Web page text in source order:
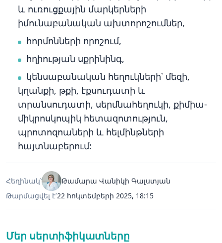
և ուռուցքային մարկերների
իմունաբանական ախտորոշումներ,
հորմոնների որոշում,
հղիության սքրինինգ,
կենսաբանական հեղուկների՝ մեզի,
կղանքի, թքի, էքսուդատի և
տրանսուդատի, սերմնահեղուկի, քիմիա-
միկրոսկոպիկ հետազոտություն,
պրոտոզոաների և հելմինթների
հայտնաբերում:
Հեղինակ՝
Թամարա Վանիկի Գալստյան
Թարմացվել է՝22 հոկտեմբերի 2025, 18:15
Մեր սերտիֆիկատները